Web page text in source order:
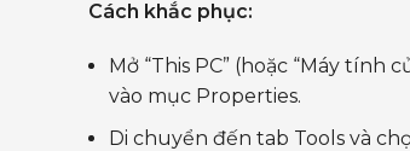
Cách khắc phục:
Mở “This PC” (hoặc “Máy tính
vào mục Properties.
Di chuyển đến tab Tools và